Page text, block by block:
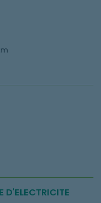
D'ELECTRICITE